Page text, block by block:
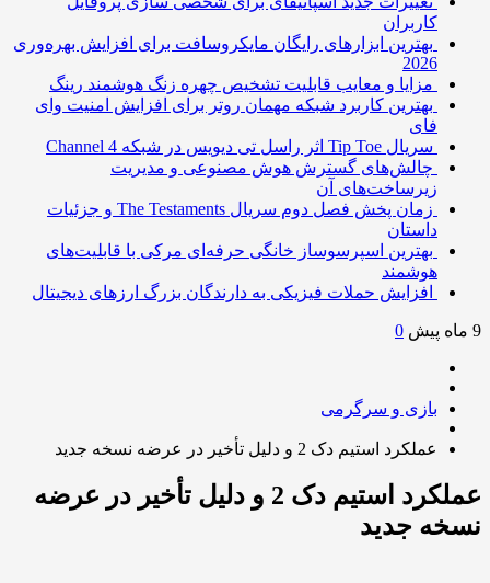
کاربران
بهترین ابزارهای رایگان مایکروسافت برای افزایش بهره‌وری
مزایا و معایب قابلیت تشخیص چهره زنگ هوشمند رینگ
بهترین کاربرد شبکه مهمان روتر برای افزایش امنیت وای
سریال Tip Toe اثر راسل تی دیویس در شبکه Channel 4
چالش‌های گسترش هوش مصنوعی و مدیریت
زیرساخت‌های آن
زمان پخش فصل دوم سریال The Testaments و جزئیات
داستان
بهترین اسپرسوساز خانگی حرفه‌ای مرکی با قابلیت‌های
هوشمند
افزایش حملات فیزیکی به دارندگان بزرگ ارزهای دیجیتال
0
بازی و سرگرمی
عملکرد استیم دک 2 و دلیل تأخیر در عرضه نسخه جدید
عملکرد استیم دک 2 و دلیل تأخیر در عرضه
جدید